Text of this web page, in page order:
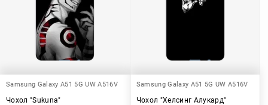
Samsung Galaxy A51 5G UW A516V
Чохол "Sukuna"
Samsung Galaxy A51 5G UW A516V
Чохол "Хелсинг Алукард"